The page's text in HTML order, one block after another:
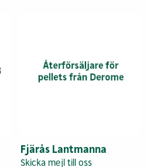
Fjärås Lantmanna
Skicka mejl till oss